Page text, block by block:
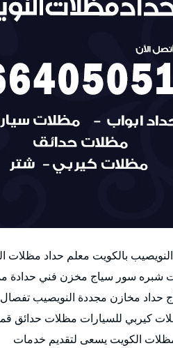
بالكويت معلم حداد مظلات
شبره سور سياج مخزن فني حدادة
حداد مخازن مجددة النويصيب
كيربي للسيارات مظلات حدائق
الكويت يسعى لتقديم خدمات